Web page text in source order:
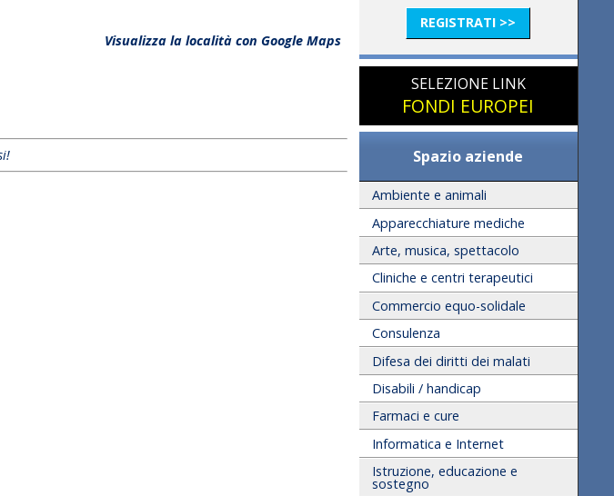
Visualizza la località con Google Maps
REGISTRATI >>
SELEZIONE LINK
FONDI EUROPEI
Spazio aziende
Ambiente e animali
Apparecchiature mediche
Arte, musica, spettacolo
Cliniche e centri terapeutici
Commercio equo-solidale
Consulenza
Difesa dei diritti dei malati
Disabili / handicap
Farmaci e cure
Informatica e Internet
Istruzione, educazione e
sostegno